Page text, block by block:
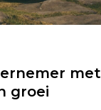
met
groei